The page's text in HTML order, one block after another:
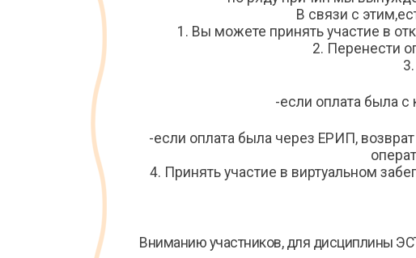
В связи с
1. Вы можете принять участие в
2. Перенести
-если оплата была с
-если оплата была через ЕРИП,
4. Принять участие в виртуальном
Вниманию участников, для дисциплины